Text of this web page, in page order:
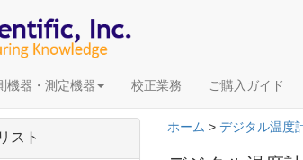
機器・測定機器 校正業務 ご購入ガイド
ホーム > デジタル温度
スト